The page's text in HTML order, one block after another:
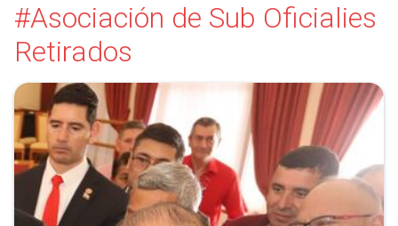
#Asociación de Sub Oficialies
Retirados